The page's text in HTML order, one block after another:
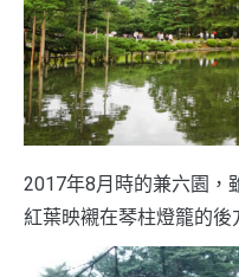
2017年8月時的兼六園，
紅葉映襯在琴柱燈籠的後